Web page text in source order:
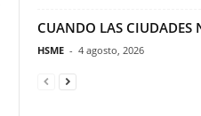
CUANDO LAS CIUDADES
HSME - 4 agosto, 2026